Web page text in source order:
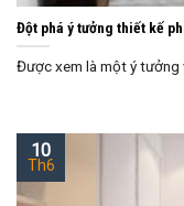
Đột phá ý tưởng thiết kế
Được xem là một ý tưởng
10
Th6